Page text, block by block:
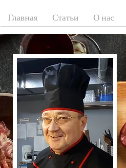
Главная Статьи О нас